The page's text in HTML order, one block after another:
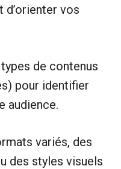
d’orienter vos
de contenus
pour identifier
audience.
variés, des
des styles visuels